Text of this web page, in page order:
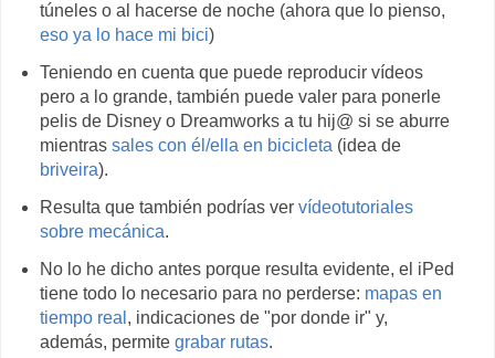
túneles o al hacerse de noche (ahora que lo pienso,
eso ya lo hace mi bici)
Teniendo en cuenta que puede reproducir vídeos
pero a lo grande, también puede valer para ponerle
pelis de Disney o Dreamworks a tu hij@ si se aburre
mientras sales con él/ella en bicicleta (idea de
briveira).
Resulta que también podrías ver vídeotutoriales
sobre mecánica.
No lo he dicho antes porque resulta evidente, el iPed
tiene todo lo necesario para no perderse: mapas en
tiempo real , indicaciones de "por donde ir" y,
además, permite grabar rutas.